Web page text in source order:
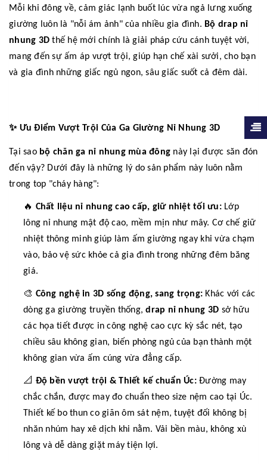
Mỗi khi đông về, cảm giác lạnh buốt lúc vừa ngả lưng xuống
giường luôn là "nỗi ám ảnh" của nhiều gia đình. Bộ drap nỉ
nhung 3D thế hệ mới chính là giải pháp cứu cánh tuyệt vời,
mang đến sự ấm áp vượt trội, giúp hạn chế xài sưởi, cho bạn
và gia đình những giấc ngủ ngon, sâu giấc suốt cả đêm dài.
✨Ưu Điểm Vượt Trội Của Ga Giường Nỉ Nhung 3D
Tại sao bộ chăn ga nỉ nhung mùa đông này lại được săn đón
đến vậy? Dưới đây là những lý do sản phẩm này luôn nằm
trong top "cháy hàng":
🔥 Chất liệu nỉ nhung cao cấp, giữ nhiệt tối ưu:Lớp
lông nỉ nhung mật độ cao, mềm mịn như mây. Cơ chế giữ
nhiệt thông minh giúp làm ấm giường ngay khi vừa chạm
vào, bảo vệ sức khỏe cả gia đình trong những đêm băng
giá.
🎨 Công nghệ in 3D sống động, sang trọng: Khác với các
dòng ga giường truyền thống,drap nỉ nhung 3D sở hữu
các họa tiết được in công nghệ cao cực kỳ sắc nét, tạo
chiều sâu không gian, biến phòng ngủ của bạn thành một
không gian vừa ấm cúng vừa đẳng cấp.
📐 Độ bền vượt trội & Thiết kế chuẩn Úc:Đường may
chắc chắn, được may đo chuẩn theo size nệm cao tại Úc.
Thiết kế bo thun co giãn ôm sát nệm, tuyệt đối không bị
nhăn nhúm hay xê dịch khi nằm. Vải bền màu, không xù
lông và dễ dàng giặt máy tiện lợi.